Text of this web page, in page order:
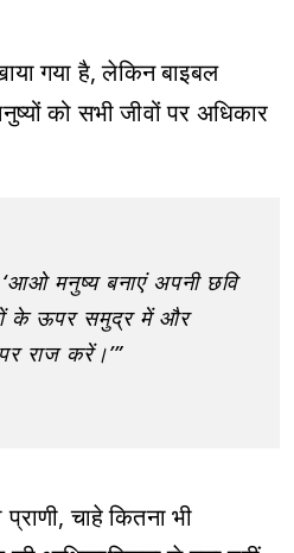
गया है, लेकिन बाइबल
को सभी जीवों पर अधिकार
मनुष्य बनाएं अपनी छवि
के ऊपर समुद्र में और
राज करें।’”
चाहे कितना भी